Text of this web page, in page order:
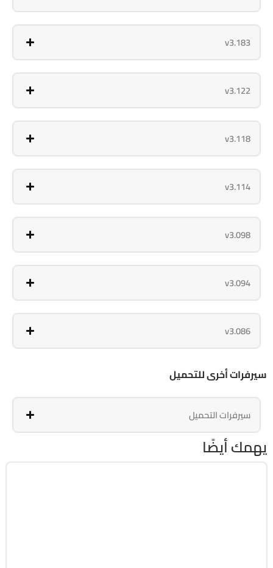
v3.183
v3.122
v3.118
v3.114
v3.098
v3.094
v3.086
سيرفرات أخرى للتحميل
سيرفرات التحميل
يهمك أيضًا